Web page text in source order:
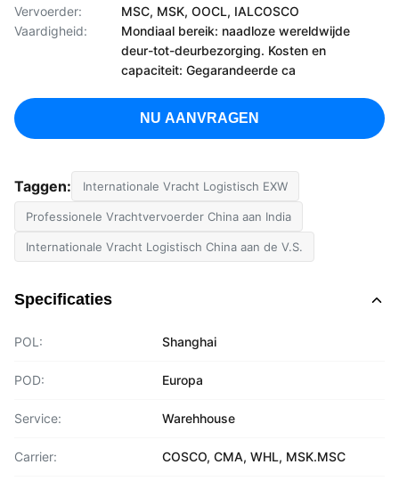
Vervoerder:
MSC, MSK, OOCL, IALCOSCO
Vaardigheid:
Mondiaal bereik: naadloze wereldwijde
deur-tot-deurbezorging. Kosten en
capaciteit: Gegarandeerde ca
NU AANVRAGEN
Taggen: Internationale Vracht Logistisch EXW
Professionele Vrachtvervoerder China aan India
Internationale Vracht Logistisch China aan de V.S.
Specificaties
POL: Shanghai
POD: Europa
Service: Warehhouse
Carrier: COSCO, CMA, WHL, MSK.MSC